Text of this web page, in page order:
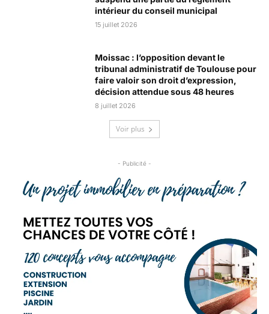
intérieur du conseil municipal
15 juillet 2026
Moissac : l’opposition devant le
tribunal administratif de Toulouse pour
faire valoir son droit d’expression,
décision attendue sous 48 heures
8 juillet 2026
Voir plus
- Publicité -